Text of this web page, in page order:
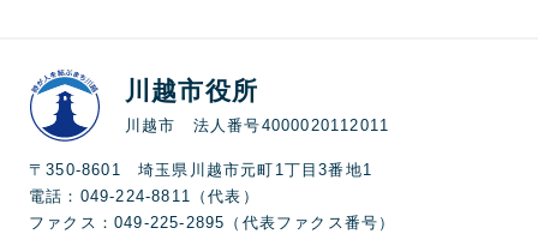
川越市役所
川越市 法人番号4000020112011
〒350-8601 埼玉県川越市元町1丁目3番地1
電話：049-224-8811（代表）
ファクス：049-225-2895（代表ファクス番号）